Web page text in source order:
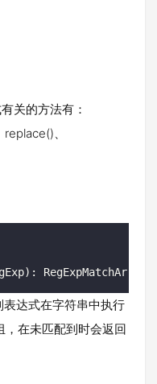
关的方法有：
、
RegExpMatchArray
达式在字符串中执行
在未匹配到时会返回